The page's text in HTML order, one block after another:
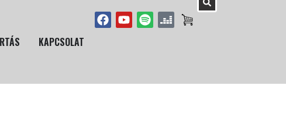
KAPCSOLAT